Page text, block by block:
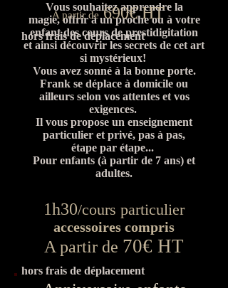
Vous souhaitez apprendre la
magie, offrir à un proche ou à votre
enfant des cours de prestidigitation
et ainsi découvrir les secrets de cet art
si mystérieux!
Vous avez sonné à la bonne porte.
Frank se déplace à domicile ou
ailleurs selon vos attentes et vos
exigences.
Il vous propose un enseignement
particulier et privé, pas à pas,
étape par étape...
Pour enfants (à partir de 7 ans) et
adultes.
1h30/cours particulier
accessoires compris
A partir de 70€ HT
hors frais de déplacement
A partir de690€ HT
hors frais de déplacement